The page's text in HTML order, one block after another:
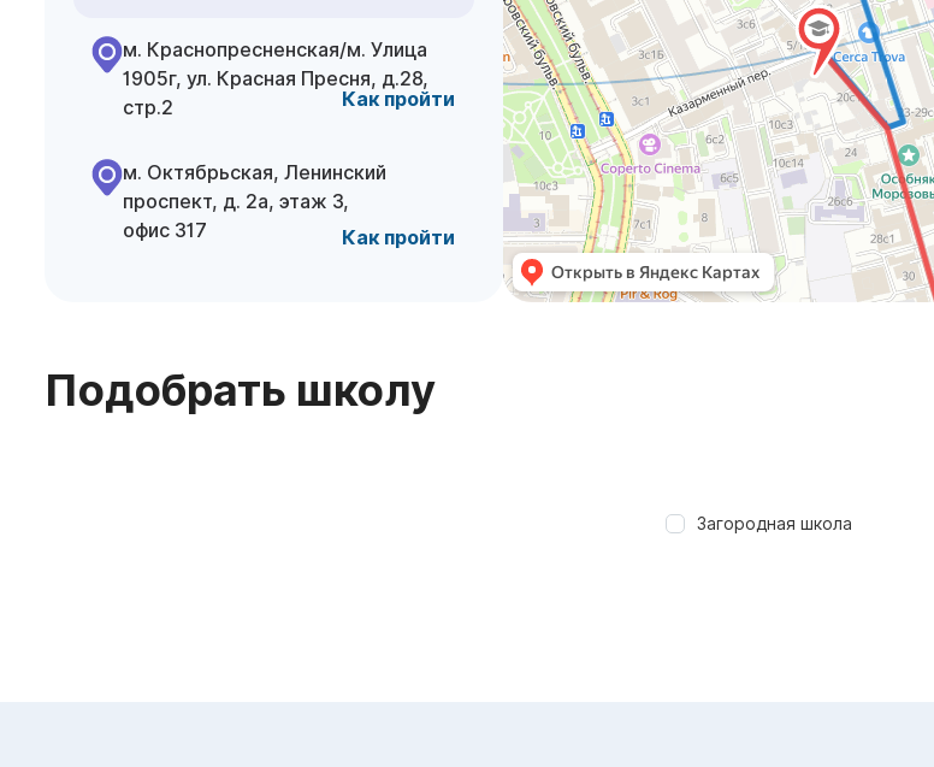
м. Краснопресненская/м. Улица
1905г, ул. Красная Пресня, д.28,
стр.2
Как пройти
м. Октябрьская, Ленинский
проспект, д. 2а, этаж 3,
офис 317
Как пройти
Подобрать школу
Загородная школа